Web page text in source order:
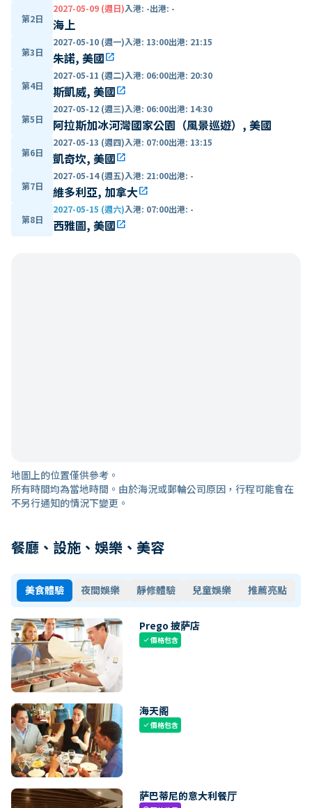
第2日
2027-05-09 (週日)入港: -出港: -
海上
第3日
2027-05-10 (週一)入港: 13:00出港: 21:15
朱諾, 美國open_in_new
第4日
2027-05-11 (週二)入港: 06:00出港: 20:30
斯凱威, 美國open_in_new
第5日
2027-05-12 (週三)入港: 06:00出港: 14:30
阿拉斯加冰河灣國家公園（風景巡遊）, 美國
第6日
2027-05-13 (週四)入港: 07:00出港: 13:15
凱奇坎, 美國open_in_new
第7日
2027-05-14 (週五)入港: 21:00出港: -
維多利亞, 加拿大open_in_new
第8日
2027-05-15 (週六)入港: 07:00出港: -
西雅圖, 美國open_in_new
地圖上的位置僅供參考。
所有時間均為當地時間。由於海況或郵輪公司原因，行程可能會在
不另行通知的情況下變更。
餐廳、設施、娛樂、美容
美食體驗 夜間娛樂 靜修體驗 兒童娛樂 推薦亮點
Prego 披萨店
check價格包含
海天阁
check價格包含
萨巴蒂尼的意大利餐厅